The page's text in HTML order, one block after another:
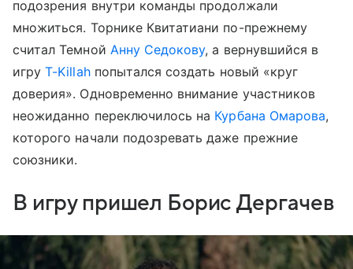
подозрения внутри команды продолжали
множиться. Торнике Квитатиани по-прежнему
считал Темной Анну Седокову, а вернувшийся в
игруT-Killahпопытался создать новый «круг
доверия». Одновременно внимание участников
неожиданно переключилось на Курбана Омарова,
которого начали подозревать даже прежние
союзники.
В игру пришел Борис Дергачев